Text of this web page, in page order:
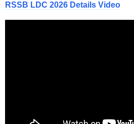
RSSB LDC 2026 Details Video